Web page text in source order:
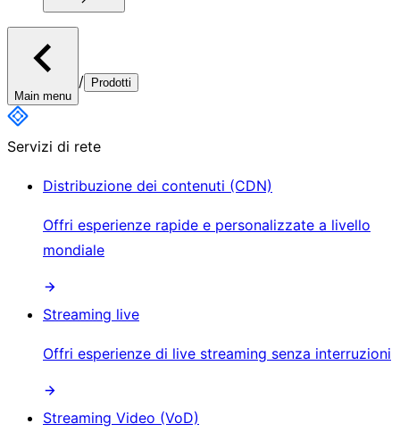
Main menu
/ Prodotti
Servizi di rete
Distribuzione dei contenuti (CDN)
Offri esperienze rapide e personalizzate a livello
mondiale
Streaming live
Offri esperienze di live streaming senza interruzioni
Streaming Video (VoD)